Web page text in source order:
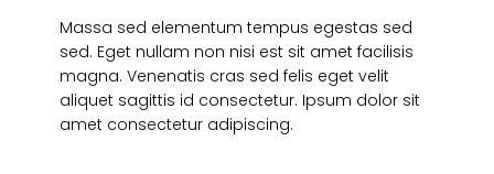
Massa sed elementum tempus egestas sed
sed. Eget nullam non nisi est sit amet facilisis
magna. Venenatis cras sed felis eget velit
aliquet sagittis id consectetur. Ipsum dolor sit
amet consectetur adipiscing.